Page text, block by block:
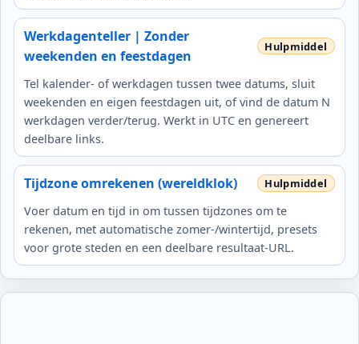
Werkdagenteller | Zonder
weekenden en feestdagen
Tel kalender‑ of werkdagen tussen twee datums, sluit
weekenden en eigen feestdagen uit, of vind de datum N
werkdagen verder/terug. Werkt in UTC en genereert
deelbare links.
Tijdzone omrekenen (wereldklok)
Voer datum en tijd in om tussen tijdzones om te
rekenen, met automatische zomer-/wintertijd, presets
voor grote steden en een deelbare resultaat‑URL.